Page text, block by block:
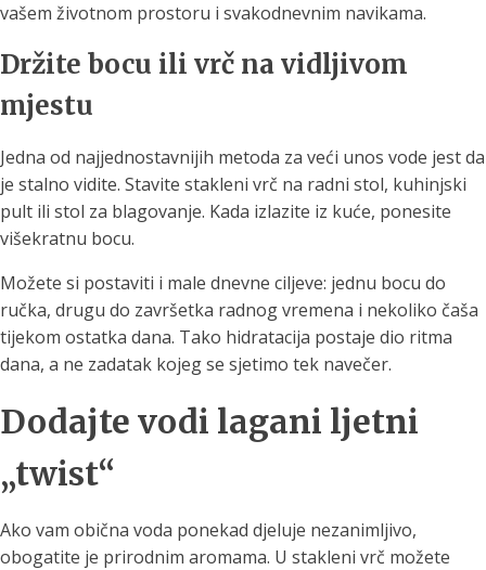
vašem životnom prostoru i svakodnevnim navikama.
Držite bocu ili vrč na vidljivom
mjestu
Jedna od najjednostavnijih metoda za veći unos vode jest da
je stalno vidite. Stavite stakleni vrč na radni stol, kuhinjski
pult ili stol za blagovanje. Kada izlazite iz kuće, ponesite
višekratnu bocu.
Možete si postaviti i male dnevne ciljeve: jednu bocu do
ručka, drugu do završetka radnog vremena i nekoliko čaša
tijekom ostatka dana. Tako hidratacija postaje dio ritma
dana, a ne zadatak kojeg se sjetimo tek navečer.
Dodajte vodi lagani ljetni
„twist“
Ako vam obična voda ponekad djeluje nezanimljivo,
obogatite je prirodnim aromama. U stakleni vrč možete